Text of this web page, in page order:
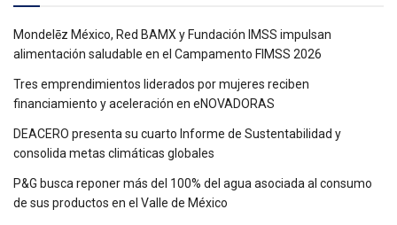
Mondelēz México, Red BAMX y Fundación IMSS impulsan
alimentación saludable en el Campamento FIMSS 2026
Tres emprendimientos liderados por mujeres reciben
financiamiento y aceleración en eNOVADORAS
DEACERO presenta su cuarto Informe de Sustentabilidad y
consolida metas climáticas globales
P&G busca reponer más del 100% del agua asociada al consumo
de sus productos en el Valle de México